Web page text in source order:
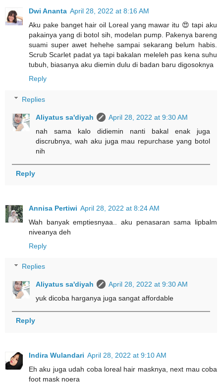
Dwi Ananta April 28, 2022 at 8:16 AM
Aku pake banget hair oil Loreal yang mawar itu 😍 tapi aku
pakainya yang di botol sih, modelan pump. Pakenya bareng
suami super awet hehehe sampai sekarang belum habis.
Scrub Scarlet padat ya tapi bakalan meleleh pas kena suhu
tubuh, biasanya aku diemin dulu di badan baru digosoknya
Reply
Replies
Aliyatus sa'diyah
April 28, 2022 at 9:30 AM
nah sama kalo didiemin nanti bakal enak juga
discrubnya, wah aku juga mau repurchase yang botol
nih
Reply
Annisa Pertiwi April 28, 2022 at 8:24 AM
Wah banyak emptiesnyaa.. aku penasaran sama lipbalm
niveanya deh
Reply
Replies
Aliyatus sa'diyah
April 28, 2022 at 9:30 AM
yuk dicoba harganya juga sangat affordable
Reply
Indira Wulandari April 28, 2022 at 9:10 AM
Eh aku juga udah coba loreal hair masknya, next mau coba
foot mask noera